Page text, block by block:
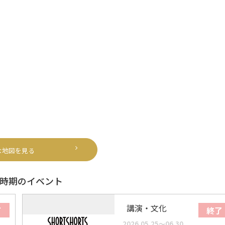
図を見る
期のイベント
終了
講演・文化